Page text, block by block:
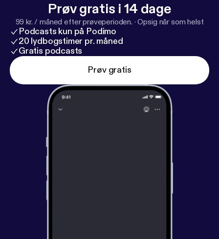
Prøv gratis i 14 dage
99 kr. / måned efter prøveperioden. ·Opsig når som helst
Podcasts kun på Podimo
20 lydbogstimer pr. måned
Gratis podcasts
Prøv gratis